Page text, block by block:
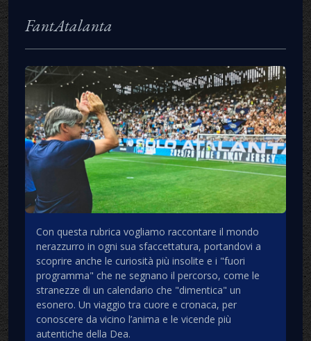
FantAtalanta
Con questa rubrica vogliamo raccontare il mondo
nerazzurro in ogni sua sfaccettatura, portandovi a
scoprire anche le curiosità più insolite e i "fuori
programma" che ne segnano il percorso, come le
stranezze di un calendario che "dimentica" un
esonero. Un viaggio tra cuore e cronaca, per
conoscere da vicino l’anima e le vicende più
autentiche della Dea.